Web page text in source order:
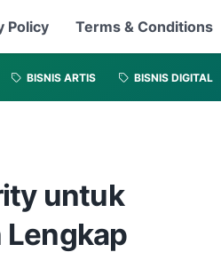
Policy Terms & Conditions
BISNIS ARTIS BISNIS DIGITAL
untuk
Lengkap